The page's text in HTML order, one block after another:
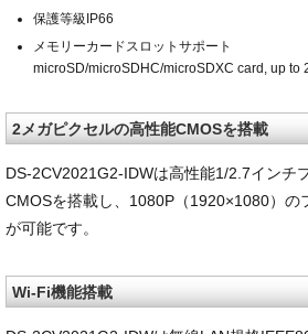
保護等級IP66
メモリーカードスロットサポート
microSD/microSDHC/microSDXC card, up to
2メガピクセルの高性能CMOSを搭載
DS-2CV2021G2-IDWは高性能1/2.7インチ
CMOSを搭載し、1080P（1920×1080）の
が可能です。
Wi-Fi機能搭載